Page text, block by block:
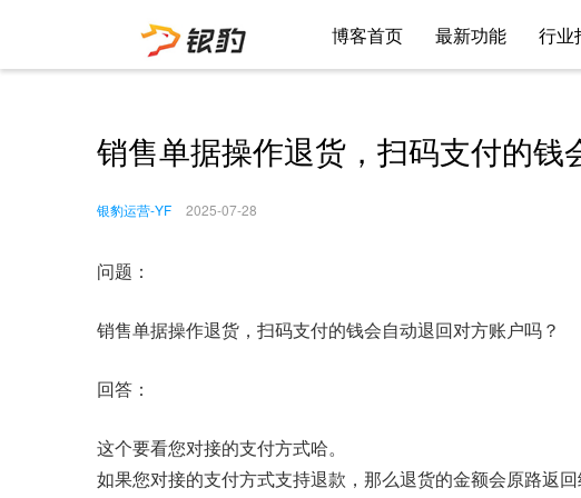
博客首页 最新功能 行业
销售单据操作退货，扫码支付的钱
银豹运营-YF 2025-07-28
问题：
销售单据操作退货，扫码支付的钱会自动退回对方账户吗？
回答：
这个要看您对接的支付方式哈。
如果您对接的支付方式支持退款，那么退货的金额会原路返回